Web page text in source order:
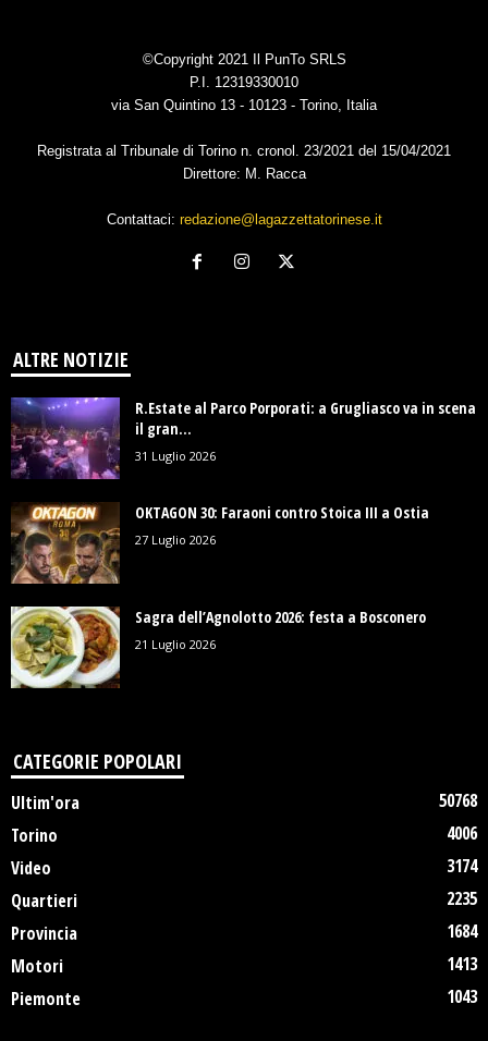
©Copyright 2021 Il PunTo SRLS
P.I. 12319330010
via San Quintino 13 - 10123 - Torino, Italia
Registrata al Tribunale di Torino n. cronol. 23/2021 del 15/04/2021
Direttore: M. Racca
Contattaci: redazione@lagazzettatorinese.it
ALTRE NOTIZIE
R.Estate al Parco Porporati: a Grugliasco va in scena
il gran...
31 Luglio 2026
OKTAGON 30: Faraoni contro Stoica III a Ostia
27 Luglio 2026
Sagra dell’Agnolotto 2026: festa a Bosconero
21 Luglio 2026
CATEGORIE POPOLARI
Ultim'ora
50768
Torino
4006
Video
3174
Quartieri
2235
Provincia
1684
Motori
1413
Piemonte
1043